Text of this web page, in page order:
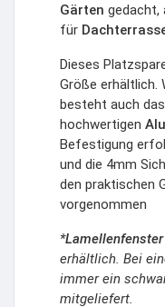
Gärten gedacht,
für
Dieses
Größe erhältlich.
besteht auch
hochwertigen
Befestigung
und die 4mm
den praktischen
vorgenommen
*Lamellenfenster
erhältlich. Bei
immer ein
mitgeliefert.